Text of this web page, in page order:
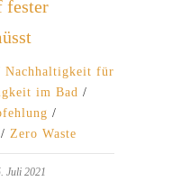
Nachhaltigkeit für
im Bad /
/
/ Zero Waste
Juli 2021